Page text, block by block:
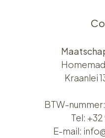
Kraanlei
BTW-
Tel: +32
E-mail: